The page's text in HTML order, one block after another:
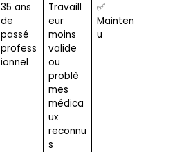
35 ans
de
passé
profess
ionnel
Travaill
eur
moins
valide
ou
problè
mes
médica
ux
reconnu
s
✅
Mainten
u